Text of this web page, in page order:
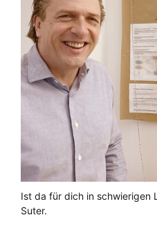
Ist da für dich in schwierigen
Suter.